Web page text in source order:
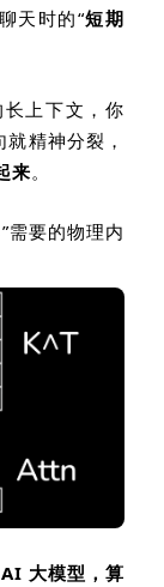
天时的“短期
上下文，你
精神分裂，
来。
”需要的物理内
AI 大模型，算